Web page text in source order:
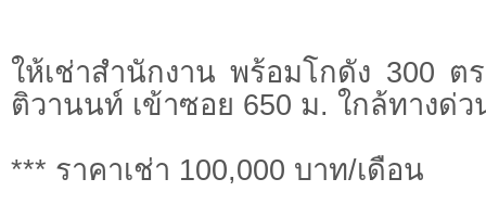
ให้เช่าสำนักงาน พร้อมโกดัง 300
ติวานนท์ เข้าซอย 650 ม. ใกล้ทางด่ว
*** ราคาเช่า 100,000 บาท/เดือน